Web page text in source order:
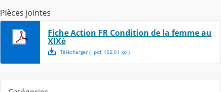
Pièces jointes
Fiche Action FR Condition de la femme au
XIXè
Télécharger( .pdf, 152.01 ko)